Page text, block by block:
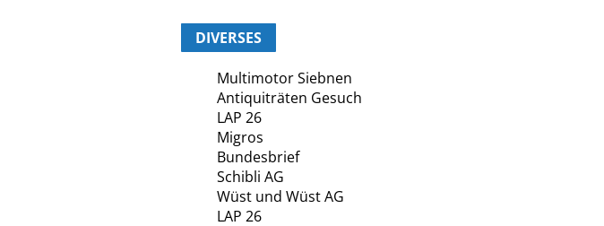
DIVERSES
Multimotor Siebnen
Antiquiträten Gesuch
LAP 26
Migros
Bundesbrief
Schibli AG
Wüst und Wüst AG
LAP 26